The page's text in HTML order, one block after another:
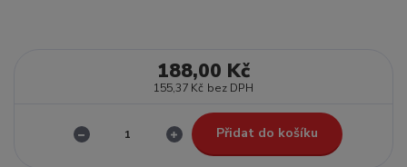
188,00 Kč
155,37 Kč bez DPH
Přidat do košíku